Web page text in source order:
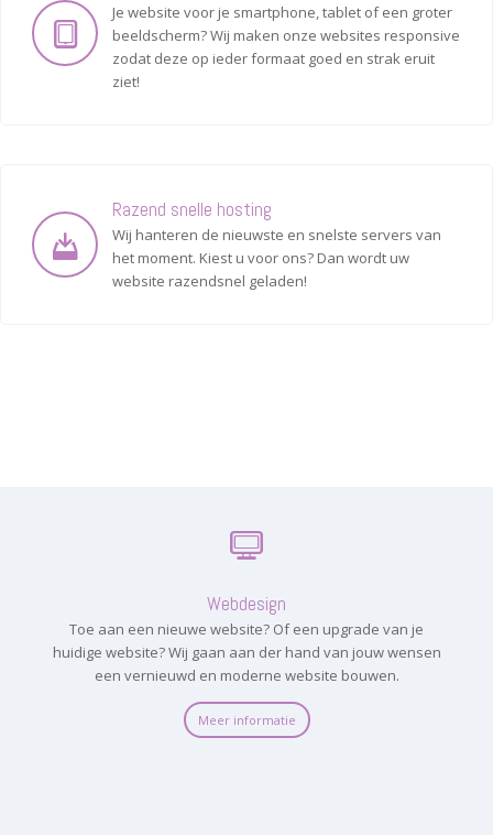
Je website voor je smartphone, tablet of een groter
beeldscherm? Wij maken onze websites responsive
zodat deze op ieder formaat goed en strak eruit
ziet!
Razend snelle hosting
Wij hanteren de nieuwste en snelste servers van
het moment. Kiest u voor ons? Dan wordt uw
website razendsnel geladen!
Webdesign
Toe aan een nieuwe website? Of een upgrade van je
huidige website? Wij gaan aan der hand van jouw wensen
een vernieuwd en moderne website bouwen.
Meer informatie